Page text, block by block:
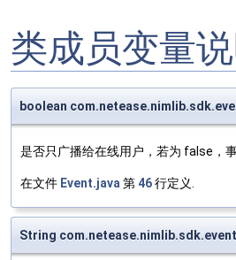
类成员变量
boolean
是否只广播给在线用户，若为 false，
在文件 Event.java 第 46行定义.
String